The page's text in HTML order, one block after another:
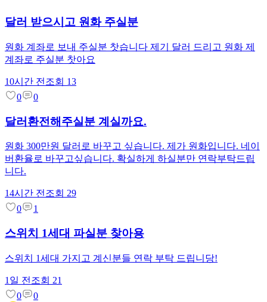
달러 받으시고 원화 주실분
원화 계좌로 보내 주실분 찻습니다 제기 달러 드리고 원화 제
계좌로 주실분 찻아요
10시간 전 조회 13
0
0
달러환전해주실분 계실까요.
원화 300만원 달러로 바꾸고 싶습니다. 제가 원화입니다. 네이
버환율로 바꾸고싶습니다. 확실하게 하실분만 연락부탁드립
니다.
14시간 전조회 29
0
1
스위치 1세대 파실분 찾아용
스위치 1세대 가지고 계신분들 연락 부탁 드립니당!
1일 전 조회 21
0
0